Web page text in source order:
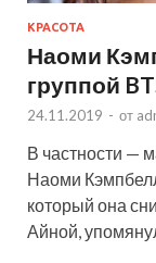
КРАСОТА
Наоми
группой
24.11.2019 - от
В частности —
Наоми
который она
Айной,